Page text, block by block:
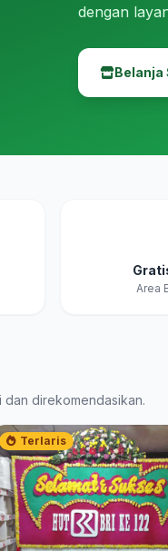
dengan
Belanja
Area
direkomendasikan.
Terlaris